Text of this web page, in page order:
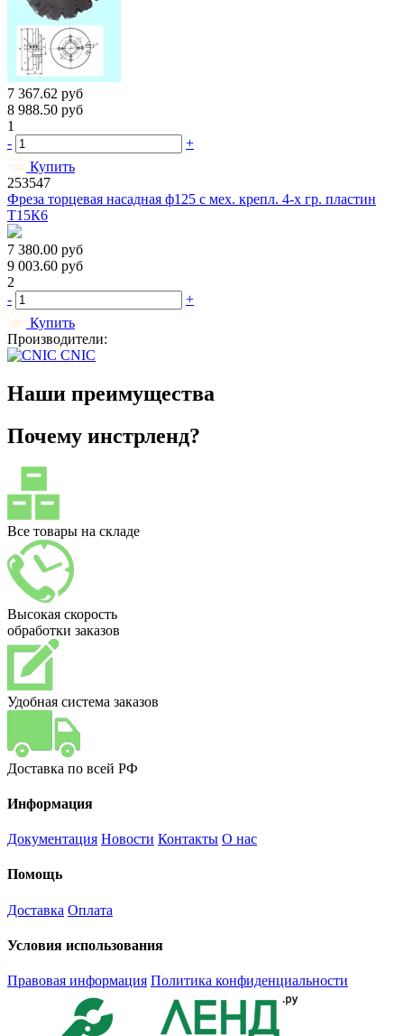
7 367.62 руб
8 988.50 руб
1
-
+
Купить
253547
Фреза торцевая насадная ф125 с мех. крепл. 4-х гр. пластин
Т15К6
7 380.00 руб
9 003.60 руб
2
-
+
Купить
Производители:
CNIC
Наши преимущества
Почему инстрленд?
Все товары на складе
Высокая скорость
обработки заказов
Удобная система заказов
Доставка по всей РФ
Информация
Документация Новости Контакты О нас
Помощь
Доставка Оплата
Условия использования
Правовая информация Политика конфиденциальности